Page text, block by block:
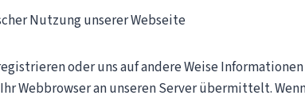
Nutzung unserer Webseite
oder uns auf andere Weise
Webbrowser an unseren Server übermittelt.